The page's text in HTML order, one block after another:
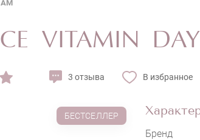
VITAMIN
3 отзыва В избранное
БЕСТСЕЛЛЕР
Бренд